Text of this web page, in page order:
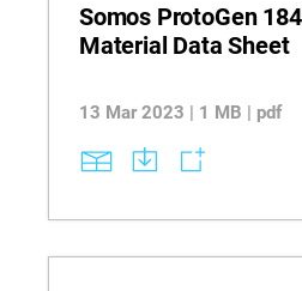
Somos ProtoGen
Material Data Sheet
13 Mar 2023 | 1 MB | pdf